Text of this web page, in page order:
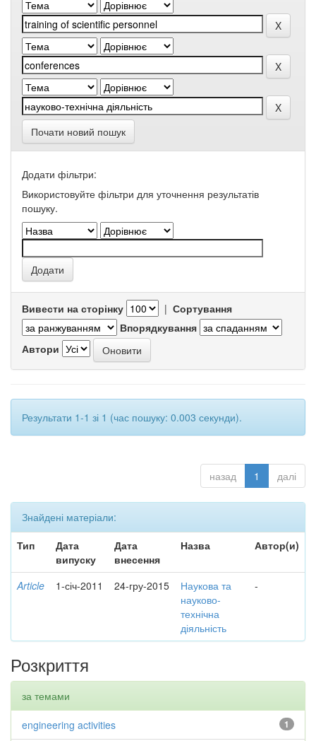
Почати новий пошук
Додати фільтри:
Використовуйте фільтри для уточнення результатів
пошуку.
Вивести на сторінку | Сортування
Впорядкування
Автори
Результати 1-1 зі 1 (час пошуку: 0.003 секунди).
назад 1 далі
Знайдені матеріали:
Тип
Дата
випуску
Дата
внесення
Назва Автор(и)
Article 1-січ-2011 24-гру-2015
Наукова та
науково-
технічна
діяльність
-
Розкриття
за темами
1
engineering activities